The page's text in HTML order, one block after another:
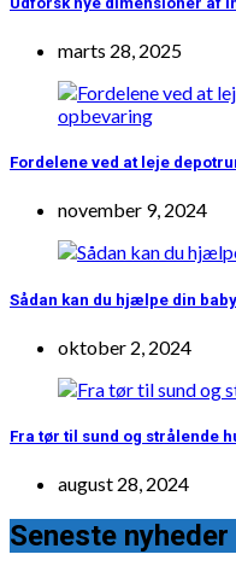
marts 28, 2025
Fordelene ved at leje
november 9, 2024
Sådan kan du hjælpe din
oktober 2, 2024
Fra tør til sund og strålende
august 28, 2024
Seneste nyheder